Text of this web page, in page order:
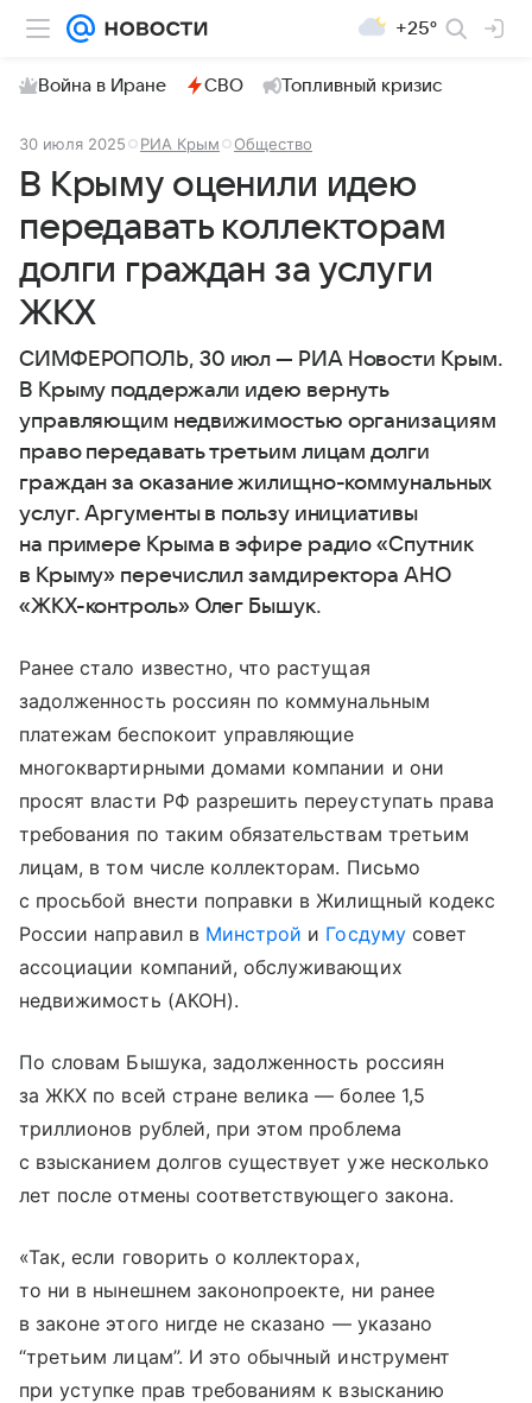
+25°
Война в Иране СВО Топливный кризис
30 июля 2025 РИА Крым Общество
В Крыму оценили идею
передавать коллекторам
долги граждан за услуги
ЖКХ
СИМФЕРОПОЛЬ, 30 июл — РИА Новости Крым.
В Крыму поддержали идею вернуть
управляющим недвижимостью организациям
право передавать третьим лицам долги
граждан за оказание жилищно-коммунальных
услуг. Аргументы в пользу инициативы
на примере Крыма в эфире радио «Спутник
в Крыму» перечислил замдиректора АНО
«ЖКХ-контроль» Олег Бышук.
Ранее стало известно, что растущая
задолженность россиян по коммунальным
платежам беспокоит управляющие
многоквартирными домами компании и они
просят власти РФ разрешить переуступать права
требования по таким обязательствам третьим
лицам, в том числе коллекторам. Письмо
с просьбой внести поправки в Жилищный кодекс
России направил в Минстрой и Госдумусовет
ассоциации компаний, обслуживающих
недвижимость (АКОН).
По словам Бышука, задолженность россиян
за ЖКХ по всей стране велика — более 1,5
триллионов рублей, при этом проблема
с взысканием долгов существует уже несколько
лет после отмены соответствующего закона.
«Так, если говорить о коллекторах,
то ни в нынешнем законопроекте, ни ранее
в законе этого нигде не сказано — указано
“третьим лицам”. И это обычный инструмент
при уступке прав требованиям к взысканию